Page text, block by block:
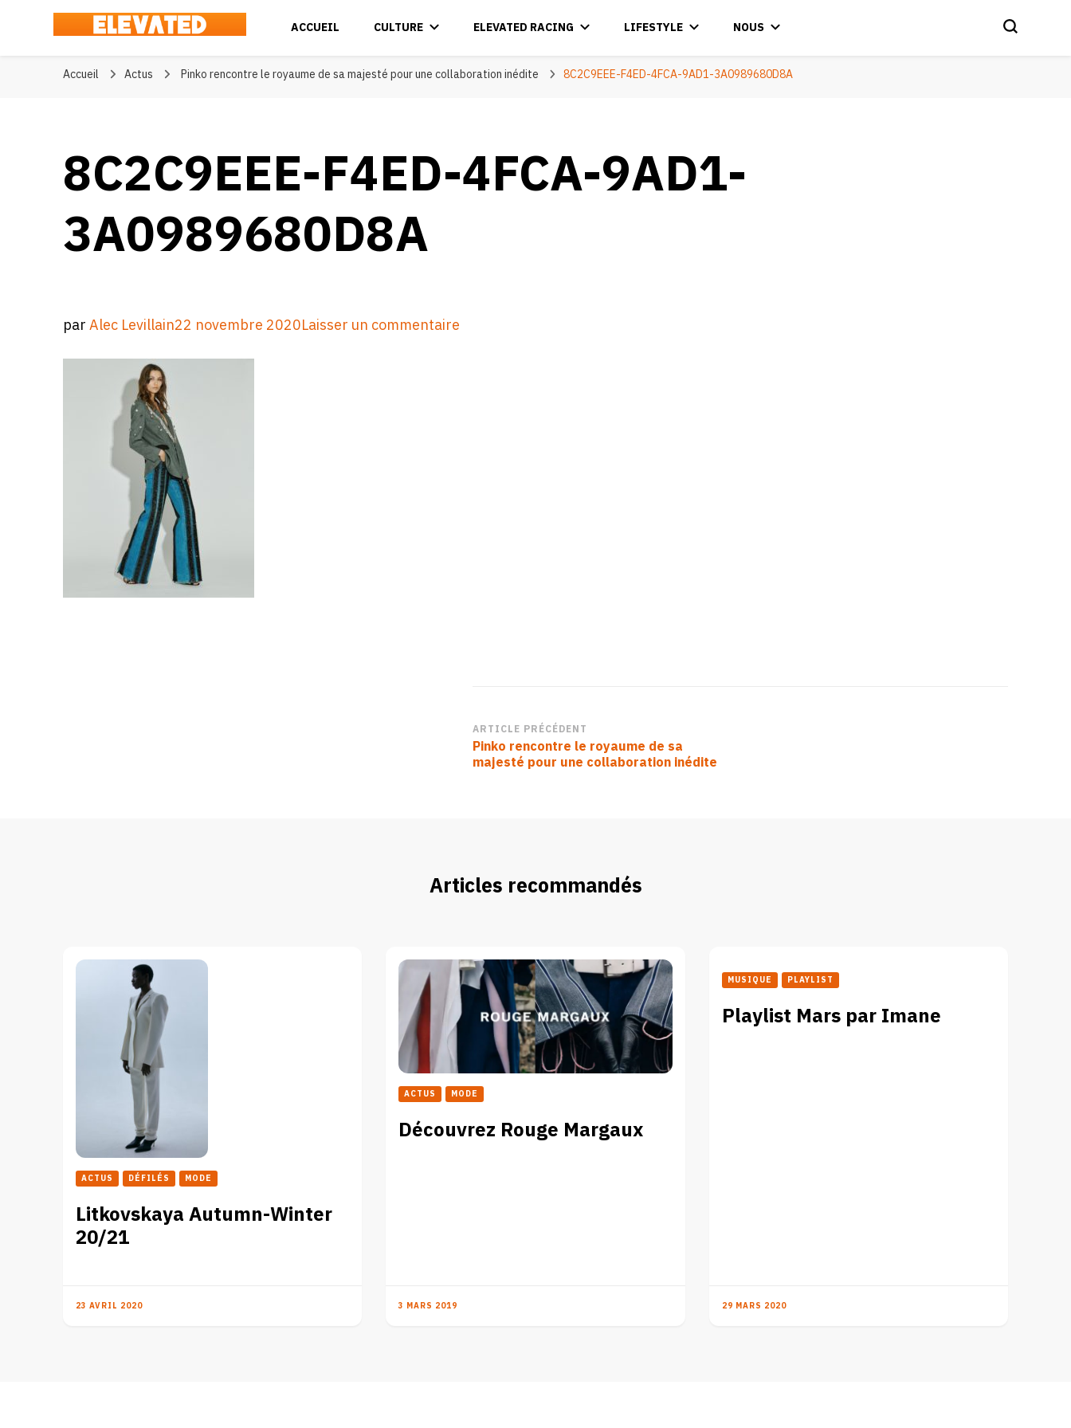
Elevated
ACCUEIL CULTURE ELEVATED RACING LIFESTYLE NOUS
Accueil Actus Pinko rencontre le royaume de sa majesté pour une collaboration inédite 8C2C9EEE-F4ED-4FCA-9AD1-3A0989680D8A
8C2C9EEE-F4ED-4FCA-9AD1-
3A0989680D8A
parAlec Levillain22 novembre 2020Laisser un commentaire
Navigation
d’article
ARTICLE PRÉCÉDENT
Pinko rencontre le royaume de sa
majesté pour une collaboration inédite
Articles recommandés
ACTUS DÉFILÉS MODE
Litkovskaya Autumn-Winter
20/21
23 AVRIL 2020
ACTUS MODE
Découvrez Rouge Margaux
3 MARS 2019
MUSIQUE PLAYLIST
Playlist Mars par Imane
29 MARS 2020